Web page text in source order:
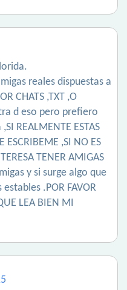
reales dispuestas a
CHATS ,TXT ,O
d eso pero prefiero
REALMENTE ESTAS
ESCRIBEME ,SI NO ES
TENER AMIGAS
y si surge algo que
.POR FAVOR
LEA BIEN MI